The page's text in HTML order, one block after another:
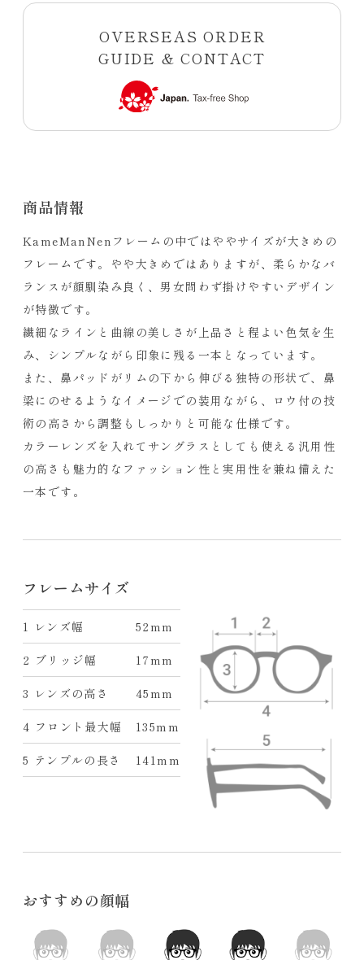
OVERSEAS ORDER
GUIDE & CONTACT
商品情報
KameManNenフレームの中ではややサイズが大きめの
フレームです。やや大きめではありますが、柔らかなバ
ランスが顔馴染み良く、男女問わず掛けやすいデザイン
が特徴です。
繊細なラインと曲線の美しさが上品さと程よい色気を生
み、シンプルながら印象に残る一本となっています。
また、鼻パッドがリムの下から伸びる独特の形状で、鼻
梁にのせるようなイメージでの装用ながら、ロウ付の技
術の高さから調整もしっかりと可能な仕様です。
カラーレンズを入れてサングラスとしても使える汎用性
の高さも魅力的なファッション性と実用性を兼ね備えた
一本です。
フレームサイズ
1 レンズ幅 52mm
2 ブリッジ幅 17mm
3 レンズの高さ 45mm
4 フロント最大幅 135mm
5 テンプルの長さ 141mm
おすすめの顔幅